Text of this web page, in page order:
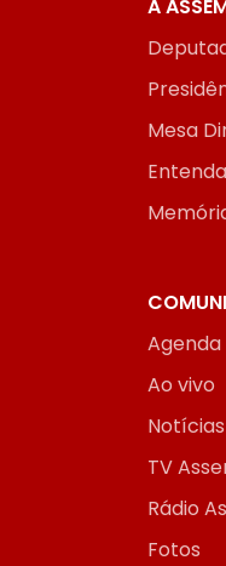
A
Mesa
Agenda
Ao vivo
Notícias
TV
Rádio
Fotos